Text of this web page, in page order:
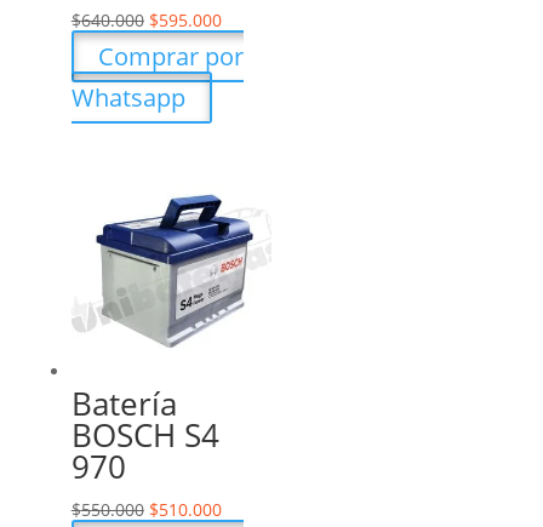
$640.000 $595.000
Comprar por
Whatsapp
Batería
BOSCH S4
970
$550.000 $510.000